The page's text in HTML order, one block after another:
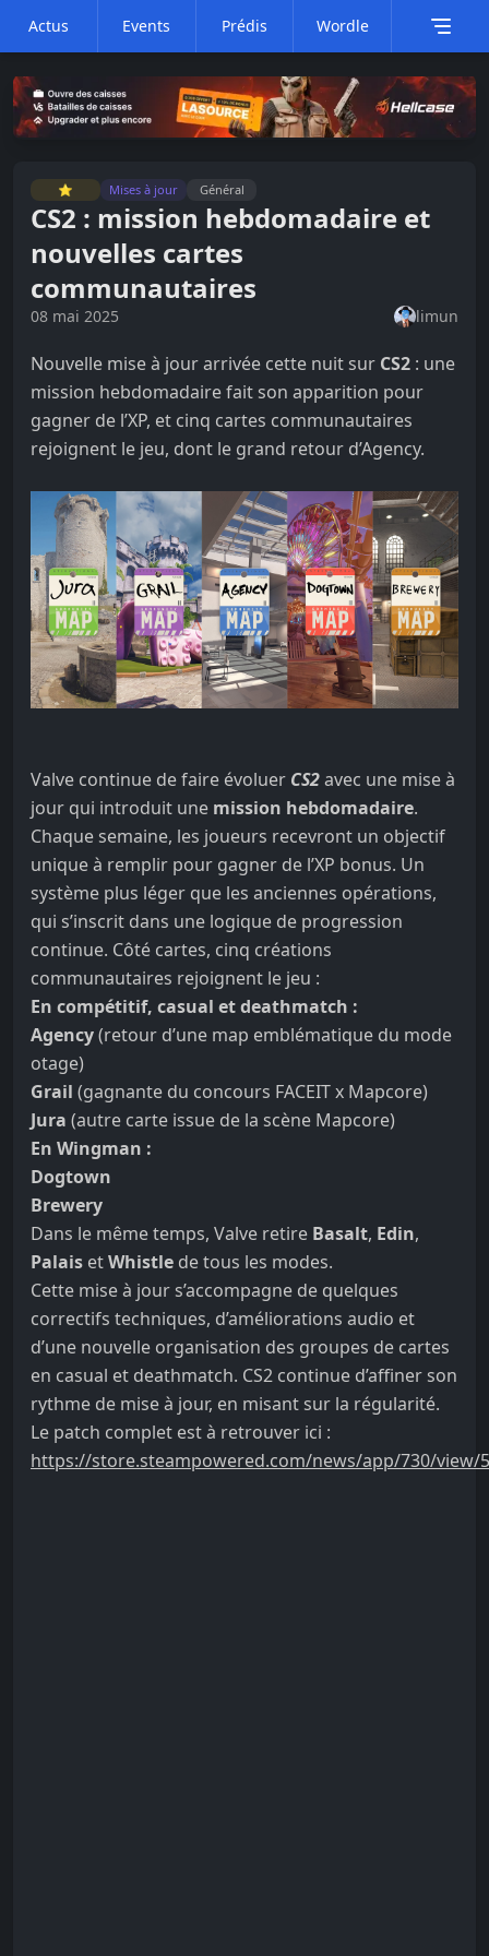
Actus Events Prédis Wordle
⭐ Mises à jour Général
CS2 : mission hebdomadaire et
nouvelles cartes
communautaires
08 mai 2025 limun
Nouvelle mise à jour arrivée cette nuit sur CS2 : une
mission hebdomadaire fait son apparition pour
gagner de l’XP, et cinq cartes communautaires
rejoignent le jeu, dont le grand retour d’Agency.
Valve continue de faire évoluer CS2avec une mise à
jour qui introduit une mission hebdomadaire.
Chaque semaine, les joueurs recevront un objectif
unique à remplir pour gagner de l’XP bonus. Un
système plus léger que les anciennes opérations,
qui s’inscrit dans une logique de progression
continue. Côté cartes, cinq créations
communautaires rejoignent le jeu :
En compétitif, casual et deathmatch :
Agency(retour d’une map emblématique du mode
otage)
Grail (gagnante du concours FACEIT x Mapcore)
Jura (autre carte issue de la scène Mapcore)
En Wingman :
Dogtown
Brewery
Dans le même temps, Valve retire Basalt, Edin,
Palais etWhistle de tous les modes.
Cette mise à jour s’accompagne de quelques
correctifs techniques, d’améliorations audio et
d’une nouvelle organisation des groupes de cartes
en casual et deathmatch. CS2 continue d’affiner son
rythme de mise à jour, en misant sur la régularité.
Le patch complet est à retrouver ici :
https://store.steampowered.com/news/app/730/view/